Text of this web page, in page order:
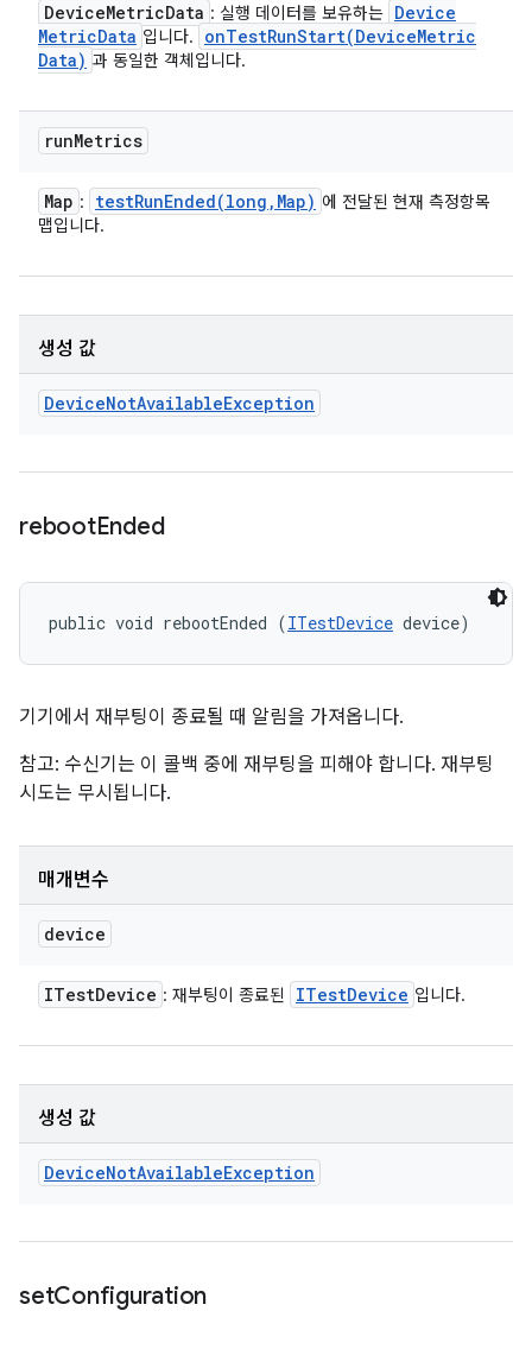
DeviceMetricData : 실행 데이터를 보유하는 Device
MetricData 입니다. onTestRunStart(DeviceMetric
Data) 과 동일한 객체입니다.
runMetrics
Map : testRunEnded(long , Map) 에 전달된 현재 측정항목
맵입니다.
생성 값
DeviceNotAvailableException
rebootEnded
public void rebootEnded (ITestDevice device)
기기에서 재부팅이 종료될 때 알림을 가져옵니다.
참고: 수신기는 이 콜백 중에 재부팅을 피해야 합니다. 재부팅
시도는 무시됩니다.
매개변수
device
ITestDevice : 재부팅이 종료된 ITestDevice 입니다.
생성 값
DeviceNotAvailableException
setConfiguration